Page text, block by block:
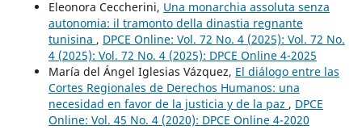
Eleonora Ceccherini, Una monarchia assoluta senza
autonomia: il tramonto della dinastia regnante
tunisina , DPCE Online: Vol. 72 No. 4 (2025): Vol. 72 No.
4 (2025): Vol. 72 No. 4 (2025): DPCE Online 4-2025
María del Ángel Iglesias Vázquez, El diálogo entre las
Cortes Regionales de Derechos Humanos: una
necesidad en favor de la justicia y de la paz , DPCE
Online: Vol. 45 No. 4 (2020): DPCE Online 4-2020